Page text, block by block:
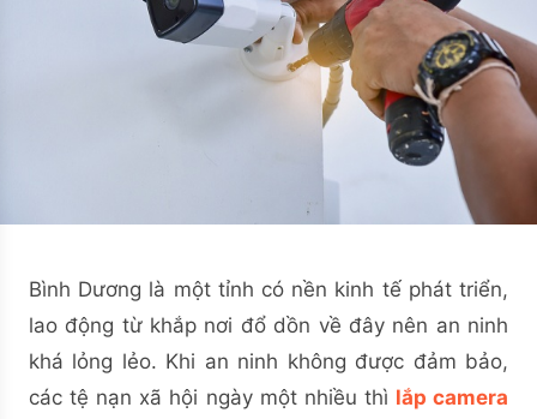
Bình Dương là một tỉnh có nền kinh tế phát triển,
lao động từ khắp nơi đổ dồn về đây nên an ninh
khá lỏng lẻo. Khi an ninh không được đảm bảo,
các tệ nạn xã hội ngày một nhiều thì lắp camera